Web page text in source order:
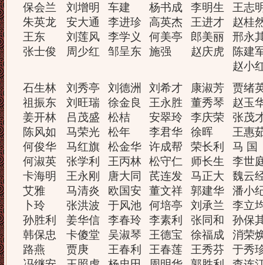
保会兰
朱英龙
王东
张士俊
刘增明
安大通
刘莲风
周少红
车建
李进珍
李学义
邹呈东
杨书成
高英杰
何美亭
施强
李明生
王进才
郎美丽
赵庆虎
王志
赵桂
邢永
陈建
赵小
石生林
祖振东
姜开林
陈风如
何俊华
何淑英
卡海明
艾雅
卜玲
孙胜利
韩保忠
路燕
刘秀亭
刘旺瑞
吕茂盛
马荣光
马红旗
张学利
王永刚
马清炎
张洪波
姜华信
卡傻堂
贾庚
刘德洲
徐金良
松桔
松年
松金华
王丙林
唐大同
欧国安
于风池
李春玲
吴淑琴
王春利
刘希才
王永胜
安翠玲
李君华
许成帮
松守仁
芪连发
董文祥
何培亭
李素利
王德宝
王春莲
康淑芳
董秀琴
李庆荣
徐晖
荣长利
师长生
马正大
郭建华
刘承兰
张同和
徐福成
王秀芬
贾绪
赵玉
张茂
王惠
马 国
李世
魏云
潘小
李立
孙保
消荣
于秀